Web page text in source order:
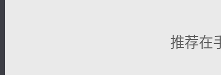
推荐在